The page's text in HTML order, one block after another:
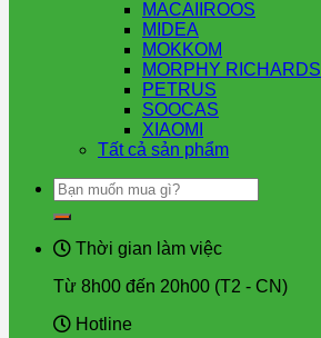
MACAIIROOS
MIDEA
MOKKOM
MORPHY RICHARDS
PETRUS
SOOCAS
XIAOMI
Tất cả sản phẩm
Tìm
kiếm:
Thời gian làm việc
Từ 8h00 đến 20h00 (T2 - CN)
Hotline